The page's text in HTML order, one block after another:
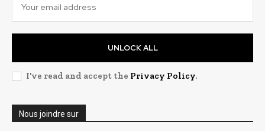
UNLOCK ALL
I've read and accept the Privacy Policy.
Nous joindre sur